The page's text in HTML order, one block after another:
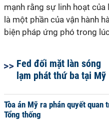
mạnh rằng sự linh hoạt
là một phần của vận hành
biện pháp ứng phó trong
Fed đối mặt làn sóng
lạm phát thứ ba tại Mỹ
Tòa án Mỹ ra phán quyết quan
Tổng thống